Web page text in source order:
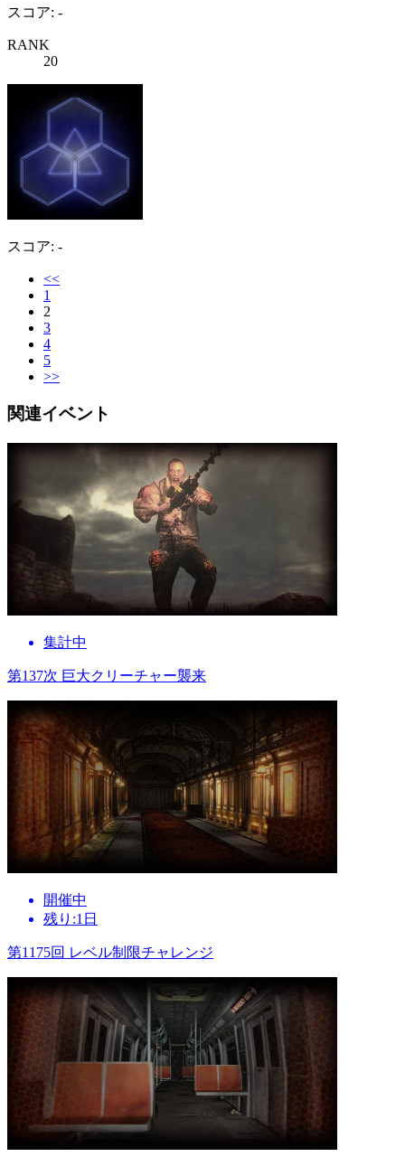
スコア: -
RANK
20
スコア: -
<<
1
2
3
4
5
>>
関連イベント
集計中
第137次 巨大クリーチャー襲来
開催中
残り:1日
第1175回 レベル制限チャレンジ